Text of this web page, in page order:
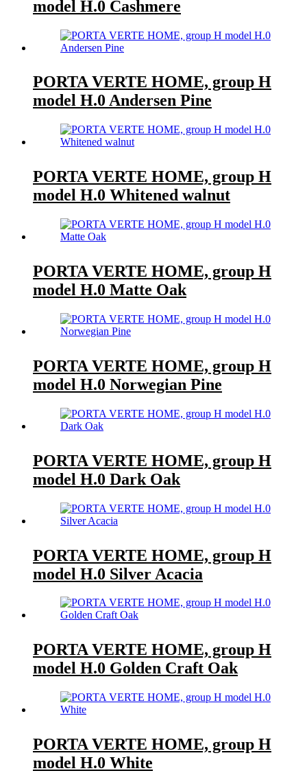
model H.0 Cashmere
PORTA VERTE HOME, group H
model H.0 Andersen Pine
PORTA VERTE HOME, group H
model H.0 Whitened walnut
PORTA VERTE HOME, group H
model H.0 Matte Oak
PORTA VERTE HOME, group H
model H.0 Norwegian Pine
PORTA VERTE HOME, group H
model H.0 Dark Oak
PORTA VERTE HOME, group H
model H.0 Silver Acacia
PORTA VERTE HOME, group H
model H.0 Golden Craft Oak
PORTA VERTE HOME, group H
model H.0 White